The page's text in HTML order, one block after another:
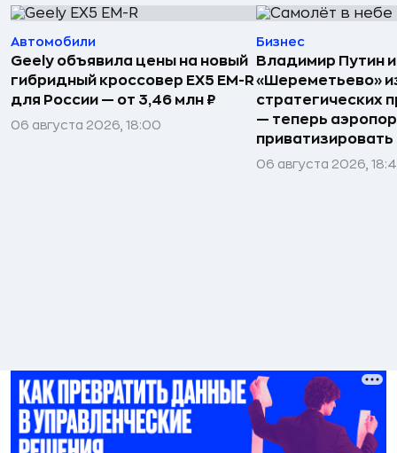
Автомобили
Geely объявила цены на новый
гибридный кроссовер EX5 EM-R
для России — от 3,46 млн ₽
06 августа 2026, 18:00
Бизнес
Владимир Путин
«Шереметьево»
стратегических
— теперь
приватизировать
06 августа 2026,